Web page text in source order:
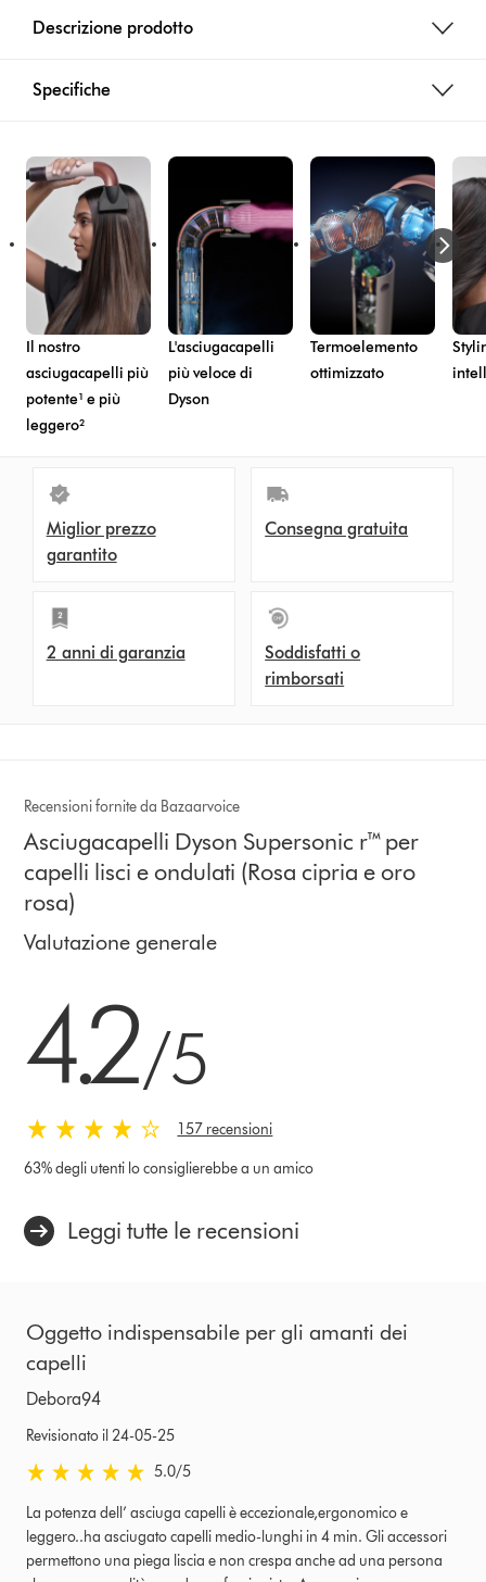
Descrizione prodotto
Specifiche
Il nostro
asciugacapelli più
potente¹ e più
leggero²
L'asciugacapelli
più veloce di
Dyson
Termoelemento
ottimizzato
Miglior prezzo
garantito
Consegna gratuita
2 anni di garanzia
Soddisfatti o
rimborsati
Recensioni fornite da Bazaarvoice
Asciugacapelli Dyson Supersonic r™ per
capelli lisci e ondulati (Rosa cipria e oro
rosa)
Valutazione generale
4.2/5
157 recensioni
63% degli utenti lo consiglierebbe a un amico
Leggi tutte le recensioni
Oggetto indispensabile per gli amanti dei
capelli
Debora94
Revisionato il 24-05-25
5.0 stars out of 5 from Revisionato il 24-05-25 recensioni
5.0/5
La potenza dell’ asciuga capelli è eccezionale,ergonomico e
leggero..ha asciugato capelli medio-lunghi in 4 min. Gli accessori
permettono una piega liscia e non crespa anche ad una persona